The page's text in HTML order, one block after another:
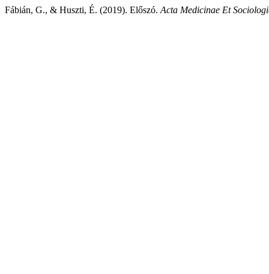
Fábián, G., & Huszti, É. (2019). Előszó. Acta Medicinae Et